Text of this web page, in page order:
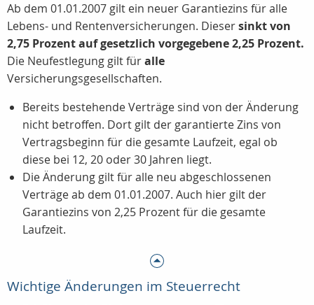
Ab dem 01.01.2007 gilt ein neuer Garantiezins für alle
Lebens- und Rentenversicherungen. Diesersinkt von
2,75 Prozent auf gesetzlich vorgegebene 2,25 Prozent.
Die Neufestlegung gilt füralle
Versicherungsgesellschaften.
Bereits bestehende Verträge sind von der Änderung
nicht betroffen. Dort gilt der garantierte Zins von
Vertragsbeginn für die gesamte Laufzeit, egal ob
diese bei 12, 20 oder 30 Jahren liegt.
Die Änderung gilt für alle neu abgeschlossenen
Verträge ab dem 01.01.2007. Auch hier gilt der
Garantiezins von 2,25 Prozent für die gesamte
Laufzeit.
Wichtige Änderungen im Steuerrecht